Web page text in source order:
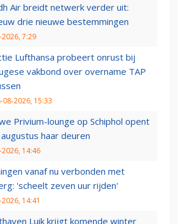
Air breidt netwerk verder uit:
drie nieuwe bestemmingen
2026, 7:29
Lufthansa probeert onrust bij
vakbond over overname TAP
08-2026, 15:33
Privium-lounge op Schiphol opent
haar deuren
2026, 14:46
vanaf nu verbonden met
'scheelt zeven uur rijden'
14:41
Luik krijgt komende winter